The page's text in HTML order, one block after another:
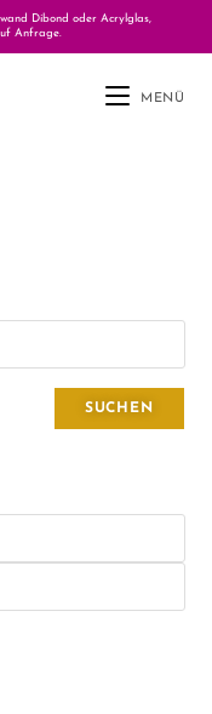
Dibond oder Acrylglas,
Anfrage.
MENÜ
SUCHEN